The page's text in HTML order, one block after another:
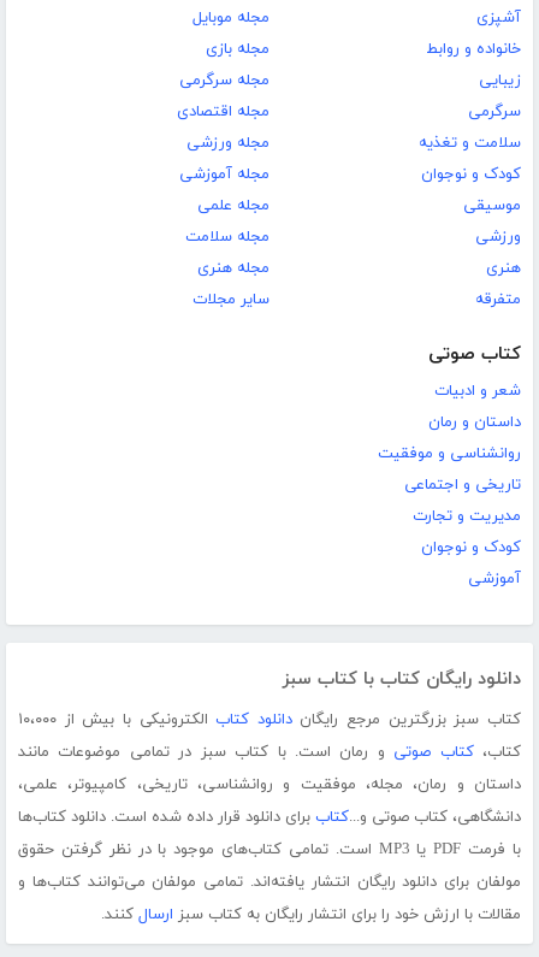
آشپزی
خانواده و روابط
زیبایی
سرگرمی
سلامت و تغذیه
کودک و نوجوان
موسیقی
ورزشی
هنری
متفرقه
مجله موبایل
مجله بازی
مجله سرگرمی
مجله اقتصادی
مجله ورزشی
مجله آموزشی
مجله علمی
مجله سلامت
مجله هنری
سایر مجلات
کتاب صوتی
شعر و ادبیات
داستان و رمان
روانشناسی و موفقیت
تاریخی و اجتماعی
مدیریت و تجارت
کودک و نوجوان
آموزشی
دانلود رایگان کتاب با کتاب سبز
کتاب سبز بزرگترین مرجع رایگاندانلود کتاب
الکترونیکی با بیش از ۱۰،۰۰۰
کتاب،کتاب صوتی و رمان است. با کتاب سبز در تمامی موضوعات مانند
داستان و رمان، مجله، موفقیت و روانشناسی، تاریخی، کامپیوتر، علمی،
دانشگاهی، کتاب صوتی و...کتاب برای دانلود قرار داده شده است. دانلود کتاب‌ها
با فرمت PDF یا MP3 است. تمامی کتاب‌های موجود با در نظر گرفتن حقوق
مولفان برای دانلود رایگان انتشار یافته‌اند. تمامی مولفان می‌توانند کتاب‌ها و
مقالات با ارزش خود را برای انتشار رایگان به کتاب سبز ارسال کنند.